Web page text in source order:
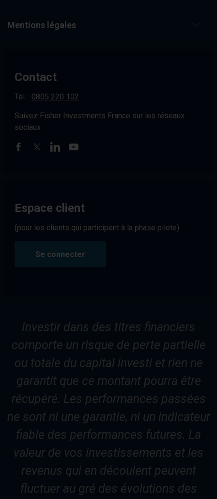
Mentions légales
Contact
Tél. : 0805 220 102
Suivez Fisher Investments France sur les réseaux
sociaux
Espace client
(pour les clients qui participent à la phase pilote)
Se connecter
Investir dans des titres financiers
comporte un risque de perte partielle
ou totale du capital investi et rien ne
garantit que ce montant pourra être
récupéré. Les performances passées
ne sont ni une garantie, ni un indicateur
fiable des performances futures. La
valeur de vos investissements et les
revenus qui en découlent peuvent
fluctuer au gré des évolutions des